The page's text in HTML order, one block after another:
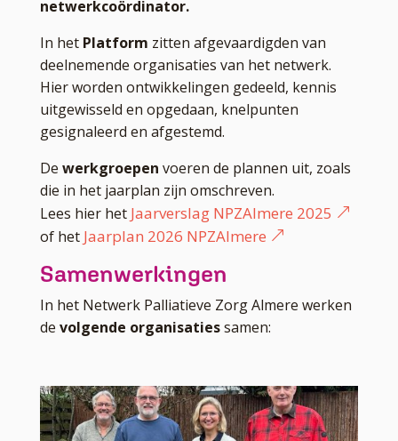
netwerkcoördinator.
In het Platform zitten afgevaardigden van
deelnemende organisaties van het netwerk.
Hier worden ontwikkelingen gedeeld, kennis
uitgewisseld en opgedaan, knelpunten
gesignaleerd en afgestemd.
De werkgroepen voeren de plannen uit, zoals
die in het jaarplan zijn omschreven.
Lees hier het Jaarverslag NPZAlmere 2025
of het Jaarplan 2026 NPZAlmere
Samenwerkingen
In het Netwerk Palliatieve Zorg Almere werken
de volgende organisatiessamen: